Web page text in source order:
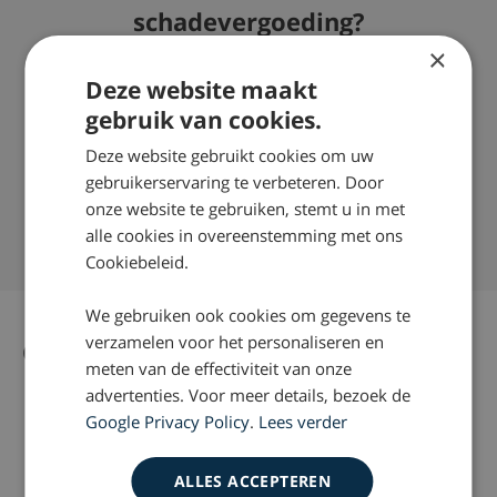
schadevergoeding?
Wilt u meer weten over wat wij juridisch gezien kunnen
doen om bij een whiplash, letselschade voor u te
verhalen? Neem dan contact op via telefoonnummer:
0800 – 2490300
Succespercentage van 98%
Nationaal Keurmerk Letselschade
Ruim 35 jaar ervaring door heel Nederland
Gerelateerd nieuws Alle nieuws artikelen
×
Deze website maakt
gebruik van cookies.
Deze website gebruikt cookies om uw
gebruikerservaring te verbeteren. Door
onze website te gebruiken, stemt u in met
alle cookies in overeenstemming met ons
Cookiebeleid.
We gebruiken ook cookies om gegevens te
verzamelen voor het personaliseren en
meten van de effectiviteit van onze
advertenties. Voor meer details, bezoek de
Google Privacy Policy. Lees verder
ALLES ACCEPTEREN